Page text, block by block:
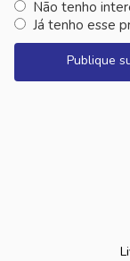
Não tenho
Já tenho esse
Publique